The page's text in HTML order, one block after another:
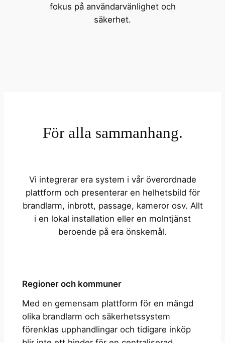
fokus på användarvänlighet och
säkerhet.
För alla sammanhang.
Vi integrerar era system i vår överordnade
plattform och presenterar en helhetsbild för
brandlarm, inbrott, passage, kameror osv. Allt
i en lokal installation eller en molntjänst
beroende på era önskemål.
Regioner och kommuner
Med en gemensam plattform för en mängd
olika brandlarm och säkerhetssystem
förenklas upphandlingar och tidigare inköp